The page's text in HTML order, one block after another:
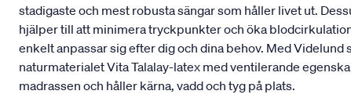
stadigaste och mest robusta sängar som håller livet ut.
hjälper till att minimera tryckpunkter och öka
enkelt anpassar sig efter dig och dina behov. Med
naturmaterialet Vita Talalay-latex med ventilerande
madrassen och håller kärna, vadd och tyg på plats.